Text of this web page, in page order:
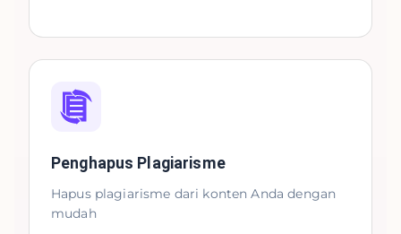
Penghapus Plagiarisme
Hapus plagiarisme dari konten Anda dengan
mudah